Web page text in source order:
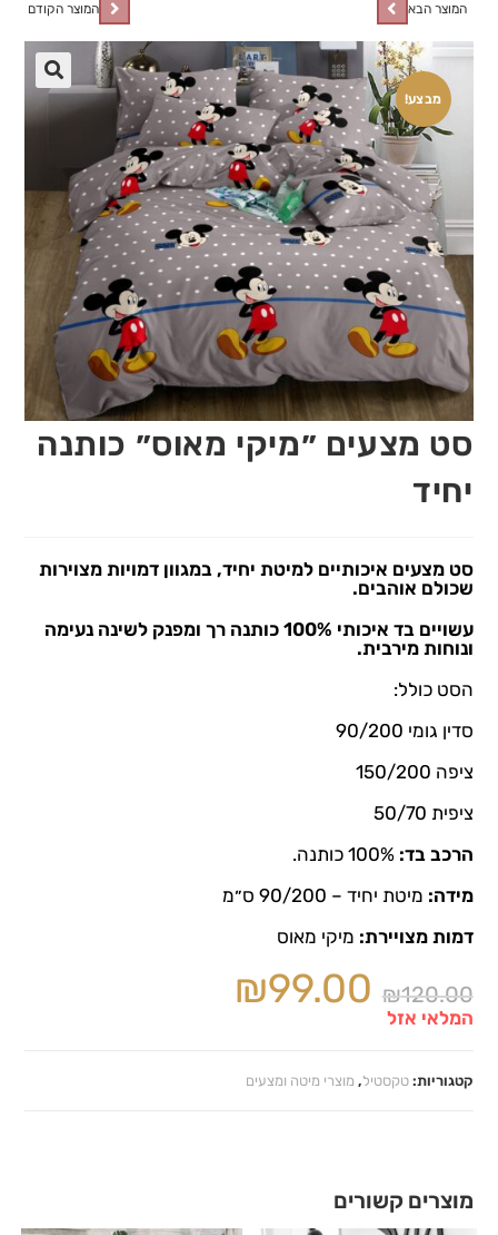
מבצע!
המוצר הקודם המוצר הבא
🔍
סט מצעים ״מיקי מאוס״ כותנה
יחיד
סט מצעים איכותיים למיטת יחיד, במגוון דמויות מצוירות
שכולם אוהבים.
עשויים בד איכותי 100% כותנה רך ומפנק לשינה נעימה
ונוחות מירבית.
הסט כולל:
סדין גומי 90/200
ציפה 150/200
ציפית 50/70
הרכב בד:100% כותנה.
מידה: מיטת יחיד – 90/200 ס״מ
דמות מצויירת: מיקי מאוס
₪120.00
₪99.00
המלאי אזל
קטגוריות:טקסטיל, מוצרי מיטה ומצעים
מוצרים קשורים